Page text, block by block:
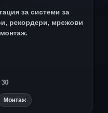
за системи за
рекордери, мрежови
Монтаж